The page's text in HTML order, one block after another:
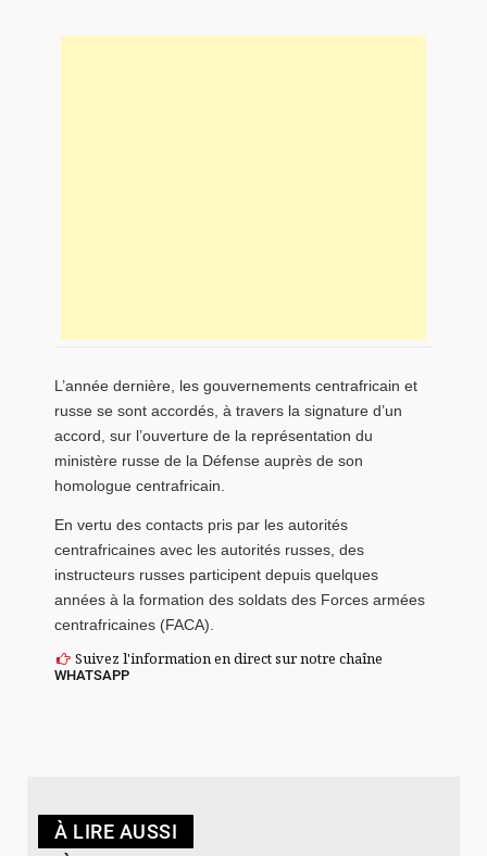
L’année dernière, les gouvernements centrafricain et
russe se sont accordés, à travers la signature d’un
accord, sur l’ouverture de la représentation du
ministère russe de la Défense auprès de son
homologue centrafricain.
En vertu des contacts pris par les autorités
centrafricaines avec les autorités russes, des
instructeurs russes participent depuis quelques
années à la formation des soldats des Forces armées
centrafricaines (FACA).
Suivez l'information en direct sur notre chaîne
WHATSAPP
À LIRE AUSSI